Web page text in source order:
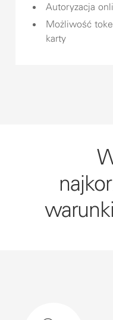
Autoryzacja
Możliwość
karty